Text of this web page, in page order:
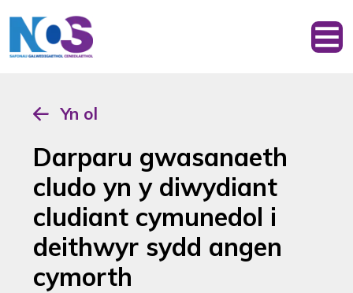
Yn ol
Darparu gwasanaeth
cludo yn y diwydiant
cludiant cymunedol i
deithwyr sydd angen
cymorth